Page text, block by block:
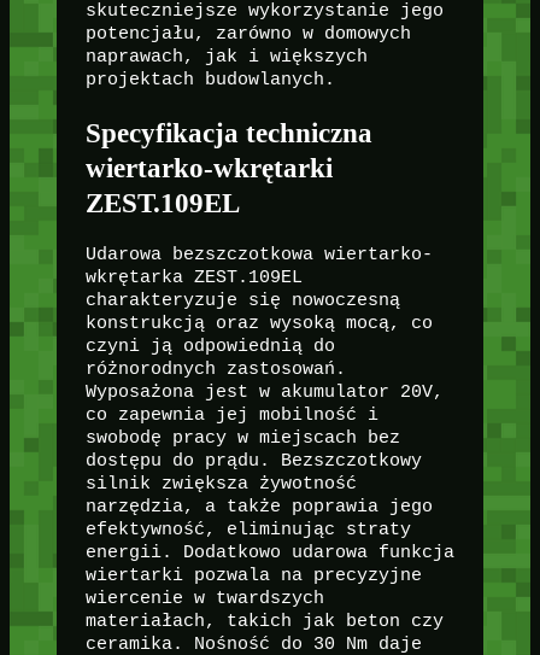
skuteczniejsze wykorzystanie jego
potencjału, zarówno w domowych
naprawach, jak i większych
projektach budowlanych.
Specyfikacja techniczna
wiertarko-wkrętarki
ZEST.109EL
Udarowa bezszczotkowa wiertarko-
wkrętarka ZEST.109EL
charakteryzuje się nowoczesną
konstrukcją oraz wysoką mocą, co
czyni ją odpowiednią do
różnorodnych zastosowań.
Wyposażona jest w akumulator 20V,
co zapewnia jej mobilność i
swobodę pracy w miejscach bez
dostępu do prądu. Bezszczotkowy
silnik zwiększa żywotność
narzędzia, a także poprawia jego
efektywność, eliminując straty
energii. Dodatkowo udarowa funkcja
wiertarki pozwala na precyzyjne
wiercenie w twardszych
materiałach, takich jak beton czy
ceramika. Nośność do 30 Nm daje